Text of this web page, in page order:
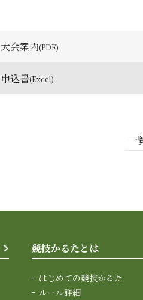
大会案内
申込書
一
競技かるたとは
はじめての競技かるた
ルール詳細